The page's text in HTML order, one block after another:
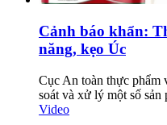
Cảnh báo khẩn:
năng, kẹo Úc
Cục An toàn thực phẩm
soát và xử lý một số sản
Video